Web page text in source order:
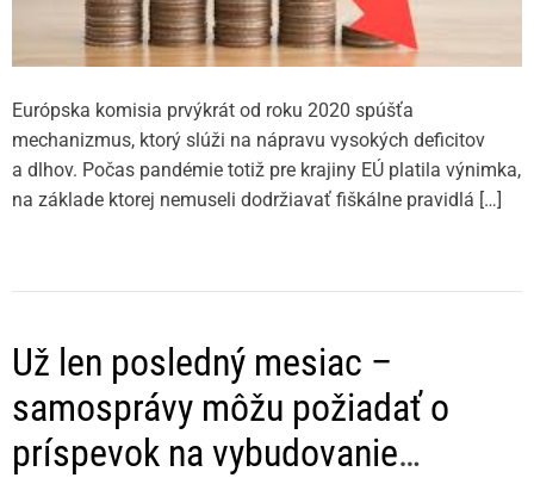
Európska komisia prvýkrát od roku 2020 spúšťa
mechanizmus, ktorý slúži na nápravu vysokých deficitov
a dlhov. Počas pandémie totiž pre krajiny EÚ platila výnimka,
na základe ktorej nemuseli dodržiavať fiškálne pravidlá […]
Už len posledný mesiac –
samosprávy môžu požiadať o
príspevok na vybudovanie